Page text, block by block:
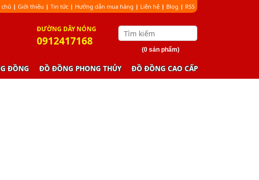
ÐƯỜNG DÂY NÓNG
0912417168
chủ | Giới thiệu | Tin tức | Hướng dẫn mua hàng | Liên hệ | Blog | RSS
(0 sản phẩm)
ĐỒNG ĐỒ ĐỒNG PHONG THỦY ĐỒ ĐỒNG CAO CẤP